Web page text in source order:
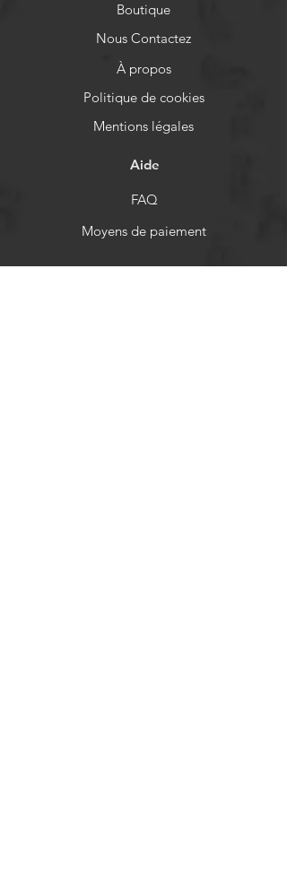
Boutique
Nous Contactez
À propos
Politique de cookies
Mentions légales
Aide
FAQ
Moyens de paiement